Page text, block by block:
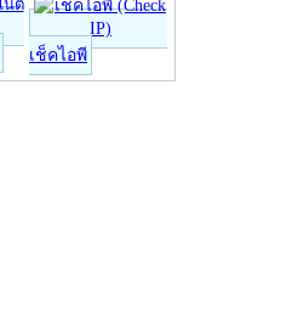
เช็คไอพี